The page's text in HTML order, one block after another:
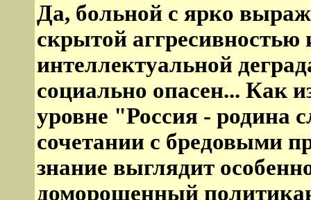
Да, больной с ярко
скрытой
интеллектуальной
социально опасен... Как
уровне "Россия - родина
сочетании с бредовыми
знание выглядит
доморощенный